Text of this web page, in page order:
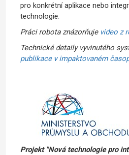
pro konkrétní aplikace nebo
technologie.
Práci robota znázorňuje video z
Technické detaily vyvinutého
publikace v impaktovaném
Projekt "Nová technologie pro